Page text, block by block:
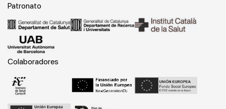
Patronato
Colaboradores